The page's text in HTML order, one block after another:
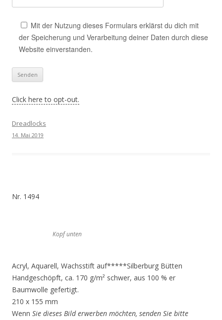
Mit der Nutzung dieses Formulars erklärst du dich mit
der Speicherung und Verarbeitung deiner Daten durch diese
Website einverstanden.
Click here to opt-out.
Dreadlocks
14. Mai 2019
Nr. 1494
Kopf unten
Acryl, Aquarell, Wachsstift auf*****Silberburg Bütten
Handgeschöpft, ca. 170 g/m² schwer, aus 100 % er
Baumwolle gefertigt.
210 x 155 mm
Wenn Sie dieses Bild erwerben möchten, senden Sie bitte